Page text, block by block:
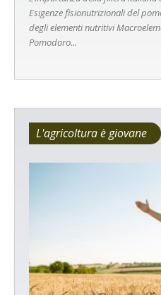
Esigenze fisionutrizionali del
degli elementi nutritivi
Pomodoro...
L'agricoltura è giovane